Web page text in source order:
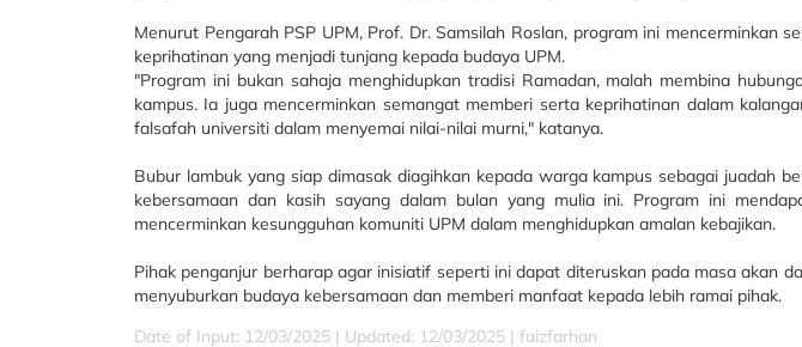
Menurut Pengarah PSP UPM, Prof. Dr. Samsilah Roslan, program ini mencerminkan
keprihatinan yang menjadi tunjang kepada budaya UPM.
"Program ini bukan sahaja menghidupkan tradisi Ramadan, malah membina
kampus. Ia juga mencerminkan semangat memberi serta keprihatinan dalam
falsafah universiti dalam menyemai nilai-nilai murni," katanya.
Bubur lambuk yang siap dimasak diagihkan kepada warga kampus sebagai juadah
kebersamaan dan kasih sayang dalam bulan yang mulia ini. Program ini
mencerminkan kesungguhan komuniti UPM dalam menghidupkan amalan kebajikan.
Pihak penganjur berharap agar inisiatif seperti ini dapat diteruskan pada masa akan
menyuburkan budaya kebersamaan dan memberi manfaat kepada lebih ramai pihak.
Date of Input: 12/03/2025 | Updated: 12/03/2025 | faizfarhan